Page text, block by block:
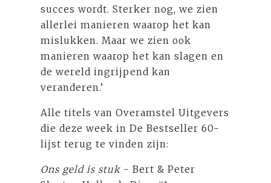
succes wordt. Sterker nog, we zien
allerlei manieren waarop het kan
mislukken. Maar we zien ook
manieren waarop het kan slagen en
de wereld ingrijpend kan
veranderen.’
Alle titels van Overamstel Uitgevers
die deze week in De Bestseller 60-
lijst terug te vinden zijn:
Ons geld is stuk - Bert & Peter